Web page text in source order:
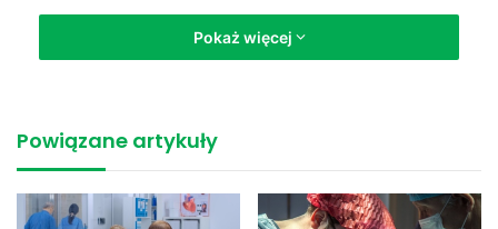
Według pomysłodawcy strony, wydłużanie kolejek i
powtórzeń tego rodzaj działań u jednego pacjenta. Straty z
tego tytułu mogą sięgać nawet 30 mln zł w każdym dniu
pracy polskich lekarzy. Najczęściej odwoływane są wizyty
bezpłatne tzn. w ramach NFZ, nieco mniej (około 20 proc.)
Pokaż więcej
Powiązane artykuły